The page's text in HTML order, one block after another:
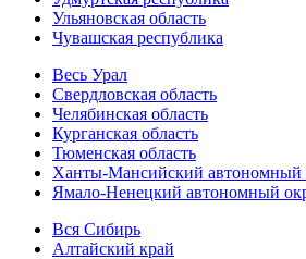
Ульяновская область
Чувашская республика
Весь Урал
Свердловская область
Челябинская область
Курганская область
Тюменская область
Ханты-Мансийский автономный
Ямало-Ненецкий автономный
Вся Сибирь
Алтайский край